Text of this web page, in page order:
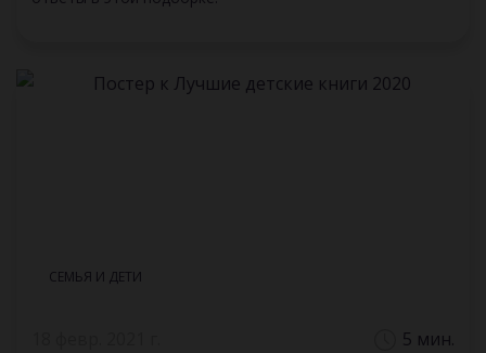
СЕМЬЯ И ДЕТИ
5 мин.